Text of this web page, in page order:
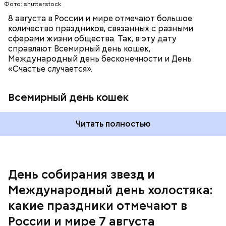
Фото: shutterstock
8 августа в России и мире отмечают большое
количество праздников, связанных с разными
сферами жизни общества. Так, в эту дату
справляют Всемирный день кошек,
Международный день бесконечности и День
«Счастье случается».
Всемирный день кошек
Читать полностью
День собирания звезд и
Международный день холостяка:
какие праздники отмечают в
России и мире 7 августа
Спагетти из кабачков